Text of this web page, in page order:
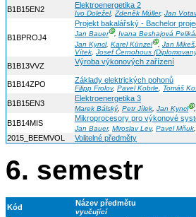
B1B15EN2 Elektroenergetika 2
Ivo Doležel,Zdeněk Müller, Jan
B1BPROJ4
Projekt bakalářský - Bachelor
Jan BauerⒼ, Ivana Beshajová
Jan Kyncl, Karel KünzelⒼ, Jan Mikeš
Vítek Josef Černohous
B1B13VVZ Výroba výkonových zařízení
B1B14ZPO Základy elektrických pohonů
Filipp Frolov, Pavel Kobrle, Tomáš
B1B15EN3
Elektroenergetika 3
Marek Bálský, Petr Jílek, Jan KynclⒼ,
B1B14MIS
Mikroprocesory pro výkonové
Jan Bauer, Miroslav Lev, Pavel Mňuk,
2015_BEEMVOL Volitelné předměty
6. semestr
Kód Název předmětu
vyučující